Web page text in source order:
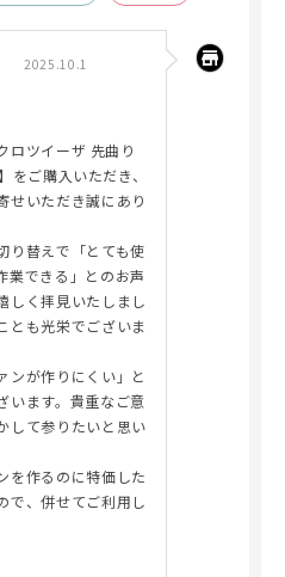
2025.10.1
ロツイーザ 先曲り
ご購入いただき、
せいただき誠にあり
り替えで「とても使
業できる」とのお声
しく拝見いたしまし
とも光栄でございま
ンが作りにくい」と
います。貴重なご意
して参りたいと思い
を作るのに特価した
で、併せてご利用し